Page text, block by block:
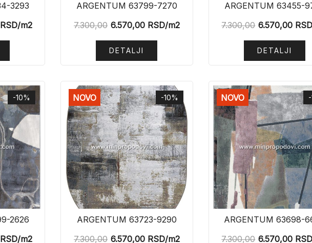
3293
/m2
ARGENTUM 63799-7270
7.300,00 6.570,00RSD/m2
DETALJI
ARGENTUM 63455-
7.300,00 6.570,00
DETALJI
-10%
2626
/m2
-10%
NOVO
ARGENTUM 63723-9290
7.300,00 6.570,00RSD/m2
NOVO
ARGENTUM 63698-
7.300,00 6.570,00